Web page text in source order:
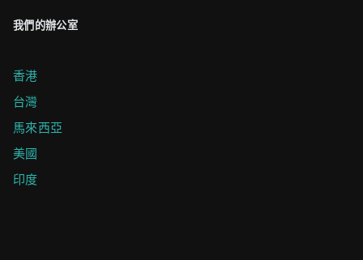
我們的辦公室
香港
台灣
馬來西亞
美國
印度